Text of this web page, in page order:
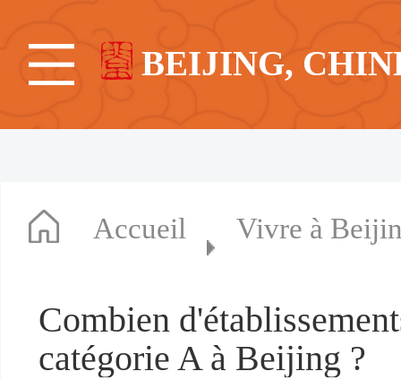
BEIJING,
Accueil Vivre à
Combien
catégorie A à Beijing ?